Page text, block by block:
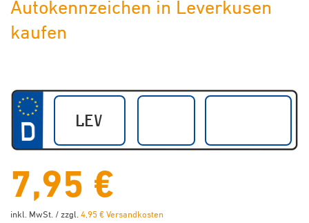
Autokennzeichen in Leverkusen
kaufen
7,95 €
inkl. MwSt. / zzgl. 4,95 € Versandkosten